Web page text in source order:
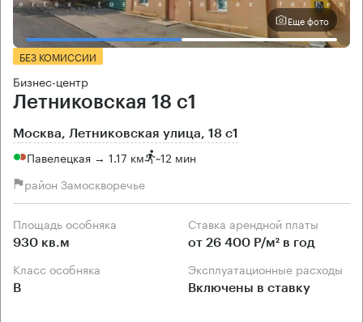
Еще фото
БЕЗ КОМИССИИ
Бизнес-центр
Летниковская 18 с1
Москва, Летниковская улица, 18 с1
Павелецкая → 1.17 км ~12 мин
район Замоскворечье
Площадь особняка
930 кв.м
Ставка арендной платы
от 26 400 Р/м² в год
Класс особняка
B
Эксплуатационные расходы
Включены в ставку